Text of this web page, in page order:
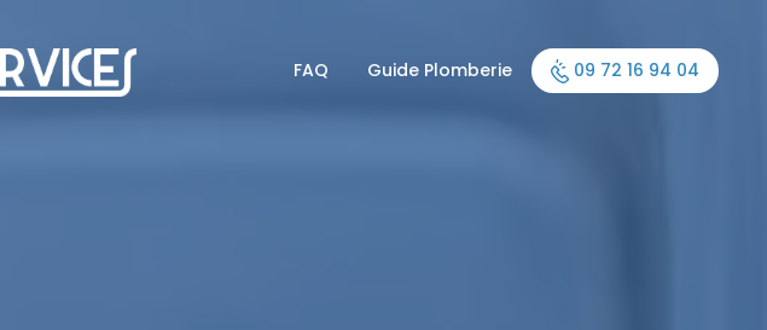
FAQ Guide Plomberie 09 72 16 94 04